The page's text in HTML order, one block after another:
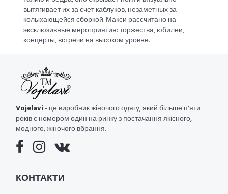
вытягивает их за счет каблуков, незаметных за
колыхающейся сборкой. Макси рассчитано на
эксклюзивные мероприятия: торжества, юбилеи,
концерты, встречи на высоком уровне.
Vojelavi- це виробник жіночого одягу, який більше п'яти
років є номером один на ринку з постачання якісного,
модного, жіночого вбрання.
КОНТАКТИ